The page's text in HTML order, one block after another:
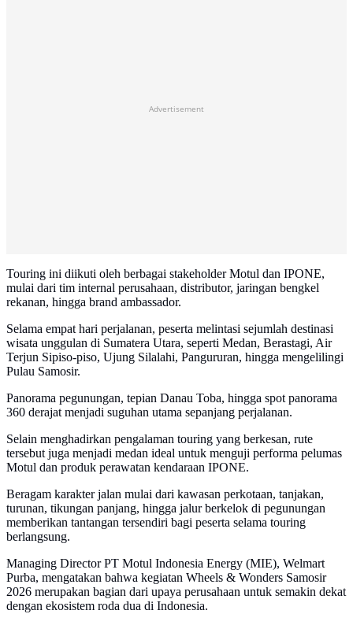
Advertisement
Touring ini diikuti oleh berbagai stakeholder Motul dan IPONE,
mulai dari tim internal perusahaan, distributor, jaringan bengkel
rekanan, hingga brand ambassador.
Selama empat hari perjalanan, peserta melintasi sejumlah destinasi
wisata unggulan di Sumatera Utara, seperti Medan, Berastagi, Air
Terjun Sipiso-piso, Ujung Silalahi, Pangururan, hingga mengelilingi
Pulau Samosir.
Panorama pegunungan, tepian Danau Toba, hingga spot panorama
360 derajat menjadi suguhan utama sepanjang perjalanan.
Selain menghadirkan pengalaman touring yang berkesan, rute
tersebut juga menjadi medan ideal untuk menguji performa pelumas
Motul dan produk perawatan kendaraan IPONE.
Beragam karakter jalan mulai dari kawasan perkotaan, tanjakan,
turunan, tikungan panjang, hingga jalur berkelok di pegunungan
memberikan tantangan tersendiri bagi peserta selama touring
berlangsung.
Managing Director PT Motul Indonesia Energy (MIE), Welmart
Purba, mengatakan bahwa kegiatan Wheels & Wonders Samosir
2026 merupakan bagian dari upaya perusahaan untuk semakin dekat
dengan ekosistem roda dua di Indonesia.